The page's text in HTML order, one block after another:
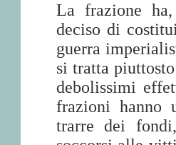
La frazione
deciso di
guerra
si tratta
debolissimi
frazioni hanno
trarre dei